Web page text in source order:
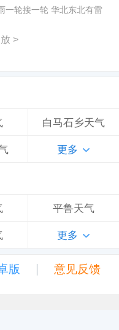
一轮接一轮 华北东北有雷
>
白马石乡天气
更多
平鲁天气
更多
版 | 意见反馈